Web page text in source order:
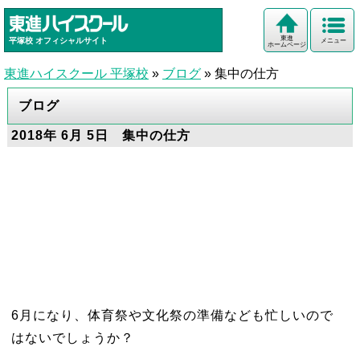
平塚校 オフィシャルサイト メニュー
東進
ホームページ
東進ハイスクール 平塚校 » ブログ » 集中の仕方
ブログ
2018年 6月 5日 集中の仕方
6月になり、体育祭や文化祭の準備なども忙しいので
はないでしょうか？